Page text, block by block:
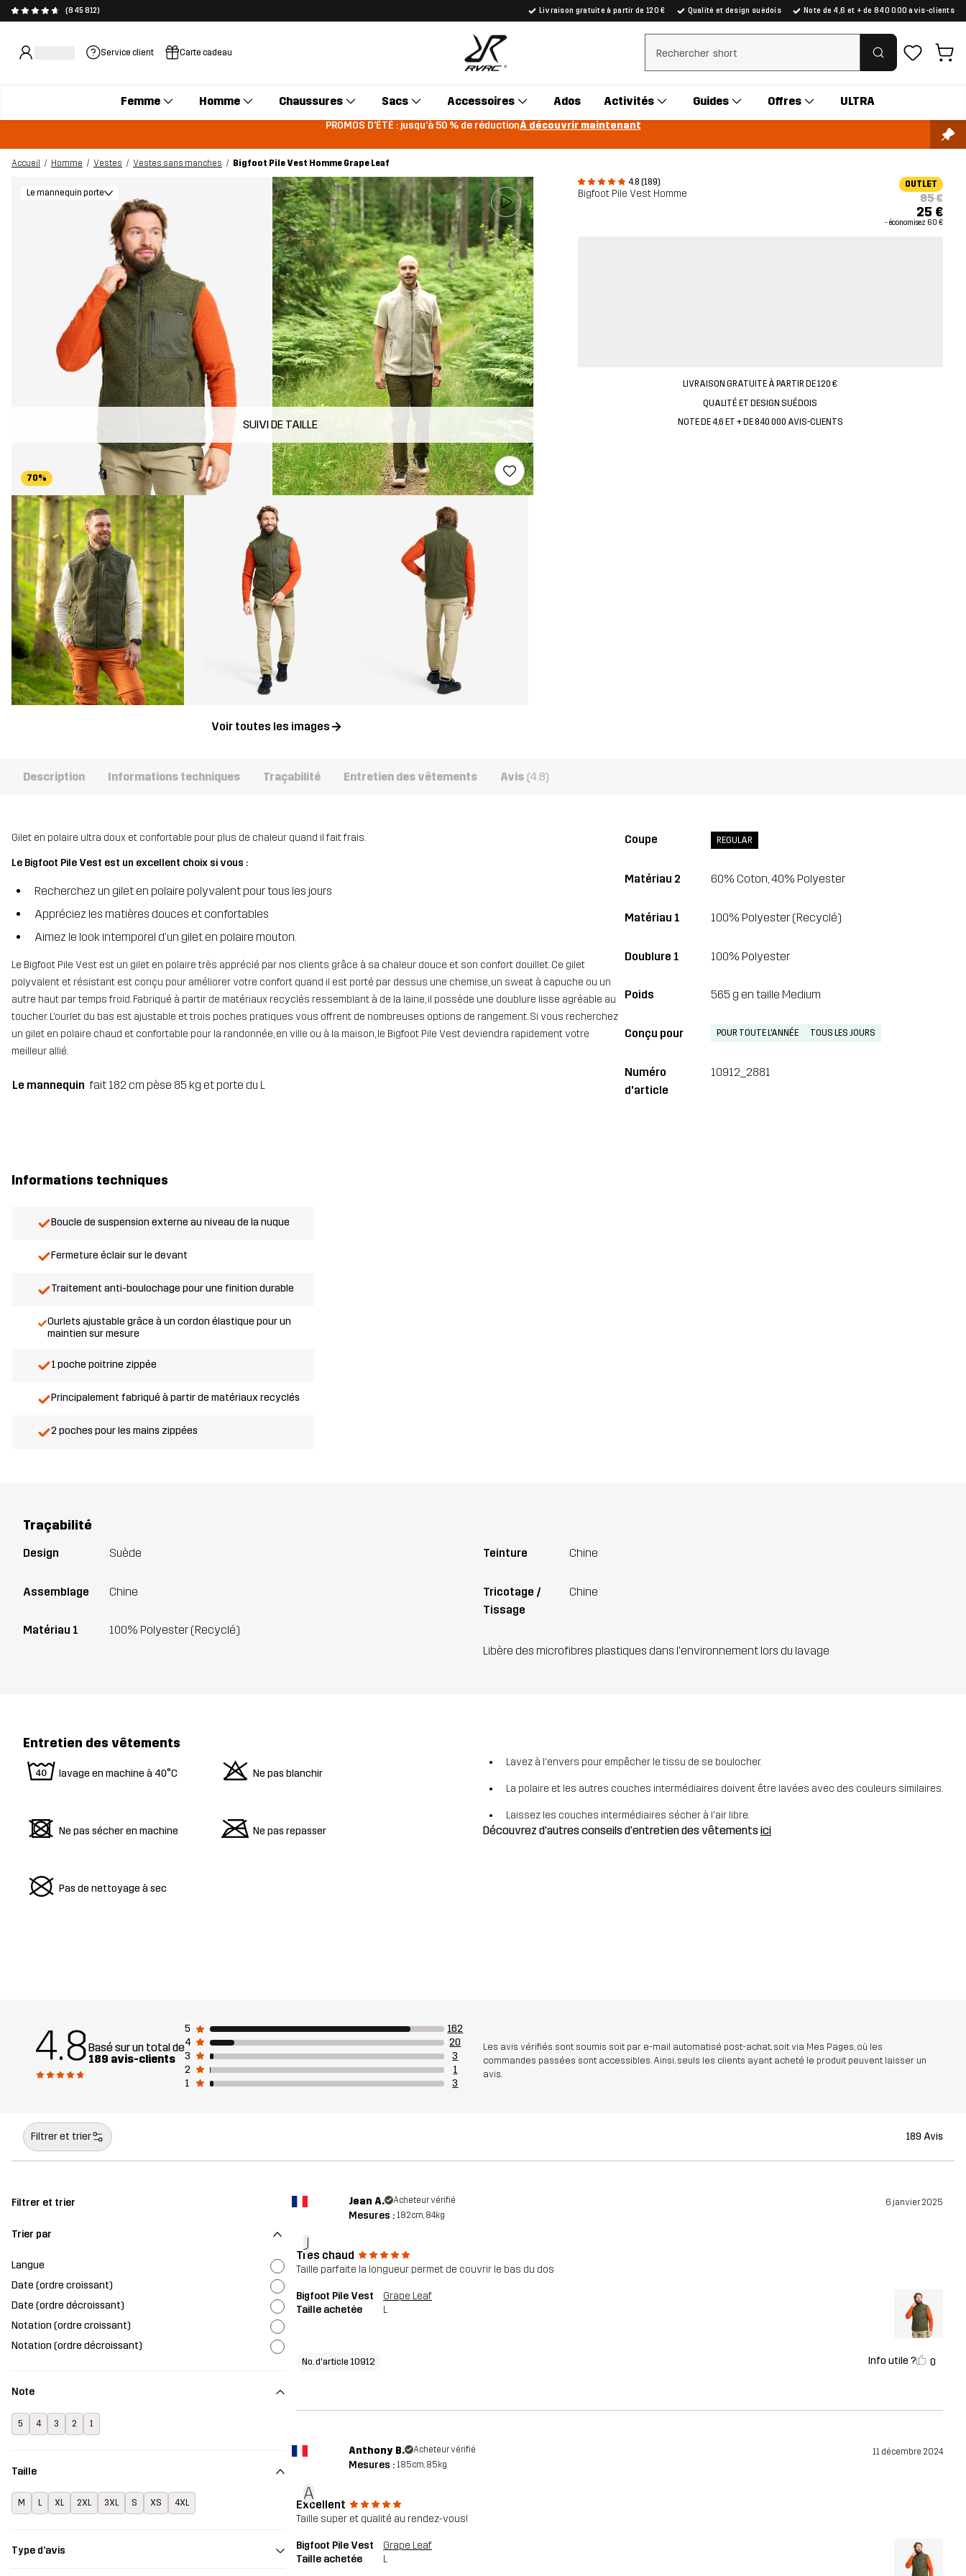
(845 812) Livraison gratuite à partir de 120 € Qualité et design suédois Note de 4,6 et + de 840 000 avis-clients
Service client Carte cadeau Effacer la recherche
Femme Homme Chaussures Sacs Accessoires Ados Activités Guides Offres ULTRA
PROMOS D'ÉTÉ : jusqu’à 50 % de réductionÀ découvrir maintenant
Accueil Homme Vestes Vestes sans manches
Bigfoot Pile Vest Homme Grape Leaf
4.8 (189)
Bigfoot Pile Vest Homme
OUTLET
85 €
25 €
- économisez 60 €
70%
Le mannequin porte
Voir toutes les images
SUIVI DE TAILLE
LIVRAISON GRATUITE À PARTIR DE 120 €
QUALITÉ ET DESIGN SUÉDOIS
NOTE DE 4,6 ET + DE 840 000 AVIS-CLIENTS
Description Informations techniques Traçabilité Entretien des vêtements Avis (4.8)
Gilet en polaire ultra doux et confortable pour plus de chaleur quand il fait frais.
Le Bigfoot Pile Vest est un excellent choix si vous :
Recherchez un gilet en polaire polyvalent pour tous les jours
Appréciez les matières douces et confortables
Aimez le look intemporel d’un gilet en polaire mouton.
Le Bigfoot Pile Vest est un gilet en polaire très apprécié par nos clients grâce à sa chaleur douce et son confort douillet. Ce gilet
polyvalent et résistant est conçu pour améliorer votre confort quand il est porté par dessus une chemise, un sweat à capuche ou un
autre haut par temps froid. Fabriqué à partir de matériaux recyclés ressemblant à de la laine, il possède une doublure lisse agréable au
toucher. L’ourlet du bas est ajustable et trois poches pratiques vous offrent de nombreuses options de rangement. Si vous recherchez
un gilet en polaire chaud et confortable pour la randonnée, en ville ou à la maison, le Bigfoot Pile Vest deviendra rapidement votre
meilleur allié.
Le mannequin fait 182 cm pèse 85 kg et porte du L
Coupe REGULAR
Matériau 2 60% Coton, 40% Polyester
Matériau 1 100% Polyester (Recyclé)
Doublure 1 100% Polyester
Poids 565 g en taille Medium
Conçu pour POUR TOUTE L'ANNÉE TOUS LES JOURS
Numéro
d'article
10912_2881
Informations techniques
Boucle de suspension externe au niveau de la nuque
Fermeture éclair sur le devant
Traitement anti-boulochage pour une finition durable
Ourlets ajustable grâce à un cordon élastique pour un
maintien sur mesure
1 poche poitrine zippée
Principalement fabriqué à partir de matériaux recyclés
2 poches pour les mains zippées
Traçabilité
Design Suède
Assemblage Chine
Matériau 1 100% Polyester (Recyclé)
Teinture Chine
Tricotage /
Tissage
Chine
Libère des microfibres plastiques dans l'environnement lors du lavage
Entretien des vêtements
8 lavage en machine à 40°C o Ne pas blanchir
d Ne pas sécher en machine m Ne pas repasser
U Pas de nettoyage à sec
Lavez à l'envers pour empêcher le tissu de se boulocher.
La polaire et les autres couches intermédiaires doivent être lavées avec des couleurs similaires.
Laissez les couches intermédiaires sécher à l'air libre.
Découvrez d'autres conseils d'entretien des vêtementsici
4.8Basé sur un total de
189 avis-clients
5
162
4
20
3
3
2
1
1
3
Les avis vérifiés sont soumis soit par e-mail automatisé post-achat, soit via Mes Pages, où les
commandes passées sont accessibles. Ainsi, seuls les clients ayant acheté le produit peuvent laisser un
avis.
Filtrer et trier 189 Avis
Filtrer et trier
Trier par
Langue
Date (ordre croissant)
Date (ordre décroissant)
Notation (ordre croissant)
Notation (ordre décroissant)
Note
5 4 3 2 1
Taille
M L XL 2XL 3XL S XS 4XL
Type d'avis
J
Jean A. Acheteur vérifié 6 janvier 2025
Mesures : 182cm, 84kg
Tres chaud
Taille parfaite la longueur permet de couvrir le bas du dos
Bigfoot Pile Vest
Grape Leaf
Taille achetée
L
No. d'article 10912 Info utile ? 0
A
Anthony B. Acheteur vérifié 11 décembre 2024
Mesures : 185cm, 85kg
Excellent
Taille super et qualité au rendez-vous!
Bigfoot Pile Vest
Grape Leaf
Taille achetée
L